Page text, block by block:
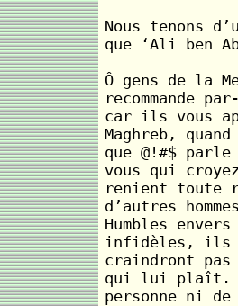
Nous tenons
que ‘Ali ben
Ô gens de la
recommande
car ils vous
Maghreb,
que @!#$
vous qui
renient toute
d’autres
Humbles
infidèles, ils
craindront pas
qui lui plaît. "
personne ni